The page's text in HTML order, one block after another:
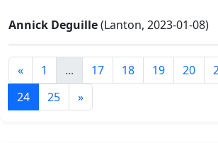
Annick Deguille(Lanton, 2023-01-08)
« 1 ... 17 18 19 20
24
25 »